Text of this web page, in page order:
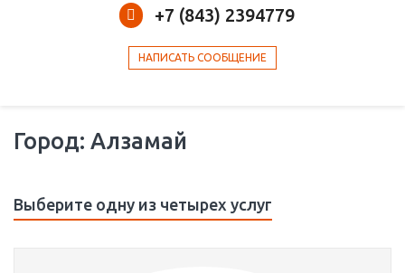
+7 (843) 2394779
НАПИСАТЬ СООБЩЕНИЕ
Город: Алзамай
Выберите одну из четырех услуг